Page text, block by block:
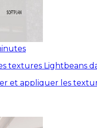
textures Lightbeans
et appliquer les